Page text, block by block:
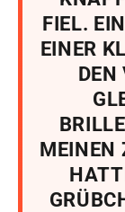
FIEL.
EINER
DEN
MEINEN